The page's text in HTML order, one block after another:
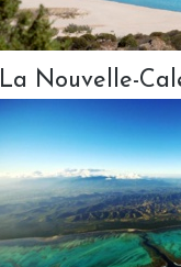
La Nouvelle-